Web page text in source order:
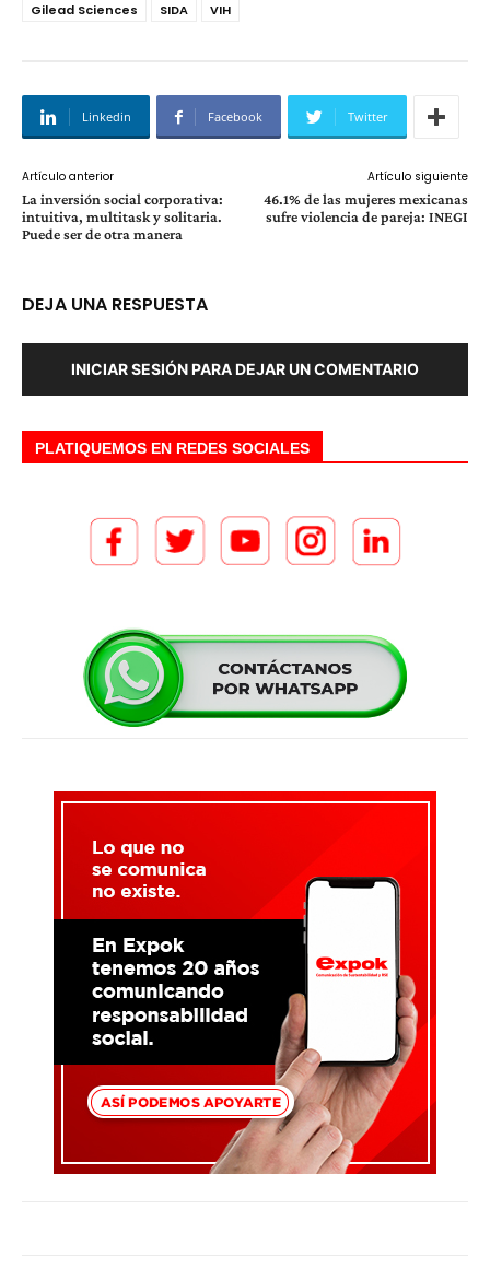
Gilead Sciences
SIDA VIH
Linkedin Facebook Twitter
Artículo anterior
La inversión social corporativa:
intuitiva, multitask y solitaria.
Puede ser de otra manera
Artículo siguiente
46.1% de las mujeres mexicanas
sufre violencia de pareja: INEGI
DEJA UNA RESPUESTA
INICIAR SESIÓN PARA DEJAR UN COMENTARIO
PLATIQUEMOS EN REDES SOCIALES